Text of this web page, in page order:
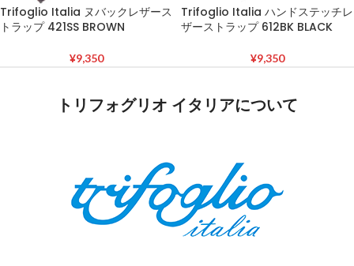
Trifoglio Italia ヌバックレザース
トラップ 421SS BROWN
¥9,350
Trifoglio Italia ハンドステッチレ
ザーストラップ 612BK BLACK
¥9,350
トリフォグリオ イタリアについて